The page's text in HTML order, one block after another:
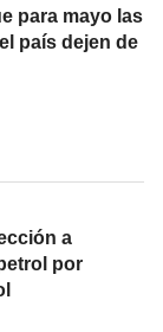
para mayo las
país dejen de
a
por